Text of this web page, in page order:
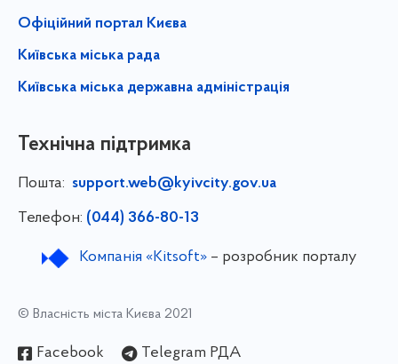
Офіційний портал Києва
Київська міська рада
Київська міська державна адміністрація
Технічна підтримка
Пошта: support.web@kyivcity.gov.ua
Телефон: (044) 366-80-13
Компанія «Kitsoft»– розробник порталу
© Власність міста Києва 2021
Facebook Telegram РДА